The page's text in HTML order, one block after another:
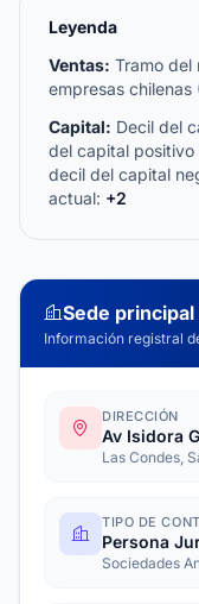
Leyenda
Ventas: Tramo del
empresas chilenas
Capital: Decil del
del capital positivo
decil del capital
actual: +2
Sede principal
Información registral
DIRECCIÓN
Av Isidora
Las Condes,
TIPO DE
Persona
Sociedades